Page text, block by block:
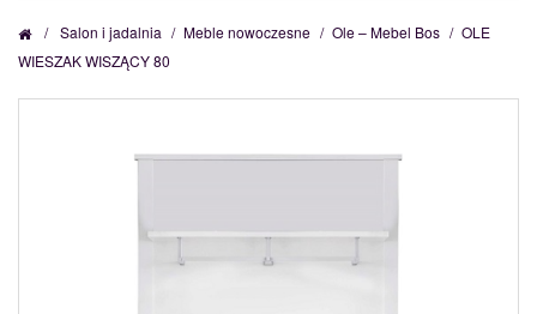
/ Salon i jadalnia / Meble nowoczesne / Ole – Mebel Bos / OLE
WIESZAK WISZĄCY 80